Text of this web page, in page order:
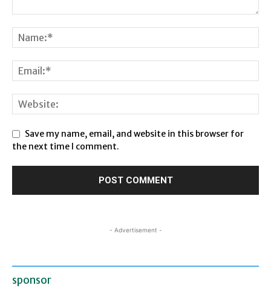
Save my name, email, and website in this browser for
the next time I comment.
- Advertisement -
sponsor